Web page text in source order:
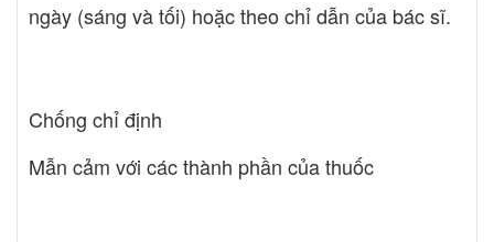
ngày (sáng và tối) hoặc theo chỉ dẫn của bác sĩ.
Chống chỉ định
Mẫn cảm với các thành phần của thuốc